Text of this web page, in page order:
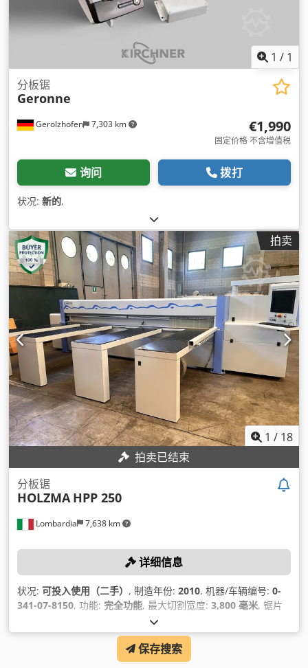
1 / 1
Gerolzhofen 7,303 km
分板锯
Geronne
€1,990
固定价格 不含增值税
询问 拨打
状况: 新的,
拍卖
1 / 18
拍卖已结束
Lombardia 7,638 km
分板锯
HOLZMA HPP 250
详细信息
状况: 可投入使用（二手） , 制造年份: 2010, 机器/车辆编号: 0-
341-07-8150, 功能: 完全功能, 最大切割宽度: 3,800 毫米, 锯片
, 切割长度（最大）:
设备:计量器,
保存搜索